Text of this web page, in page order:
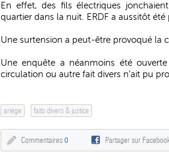
En effet, des fils électriques
quartier dans la nuit. ERDF a aussitôt
Une surtension a peut-être provoqué la
Une enquête a néanmoins été
circulation ou autre fait divers n’ait pu
ariège faits divers & justice
Commentaires 0 Partager sur